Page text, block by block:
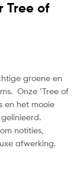
Tree of
groene en
Onze ‘Tree of
en het mooie
notities,
afwerking.